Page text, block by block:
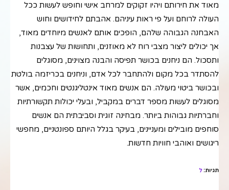
מאוד את חירותם ויהיו זקוקים למרחב אישי וחופש לעשות ככל
העולה לרוחם ועל פי ראות עיניהם. אהבתם לחידושים וחוש
האבחנה הגבוהה שלהם, הופכים אותם לאנשים מיוחדים מאוד,
אך יכולים ליצור מצבי רוח לא מאוזנים, ותחושות של עצבנות
ותסכול. הם ניחנים בכושר תפיסה והבנה מצוינים, מסוגלים
להסתדר בכל מקום ולהתחבר לכל אדם, וניחנים בכריזמה בולטת
ובכושר ביטוי מעולה. הם אנשים מאוד אינטליגנטים וחכמים, אשר
מסוגלים לעשות מספר דברים במקביל, ובעלי יכולות תקשורתיות
וחברתיות גבוהות ביותר. מבחינה זוגית וסביבתית הם אנשים
סוחפים מובילים ומעניינים, בעיקר בגלל היותם ספונטניים, מחפשי
ריגושים ואוהבי חוויות חדשות.
תגיות:ל